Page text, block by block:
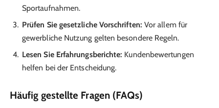
Sportaufnahmen.
Prüfen Sie gesetzliche Vorschriften: Vor allem für
gewerbliche Nutzung gelten besondere Regeln.
Lesen Sie Erfahrungsberichte: Kundenbewertungen
helfen bei der Entscheidung.
Häufig gestellte Fragen (FAQs)